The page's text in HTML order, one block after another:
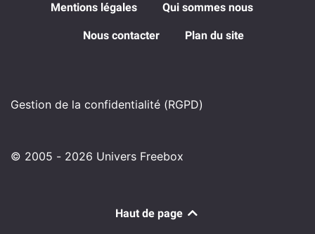
Mentions légales Qui sommes nous
Nous contacter Plan du site
Gestion de la confidentialité (RGPD)
© 2005 - 2026 Univers Freebox
Haut de page